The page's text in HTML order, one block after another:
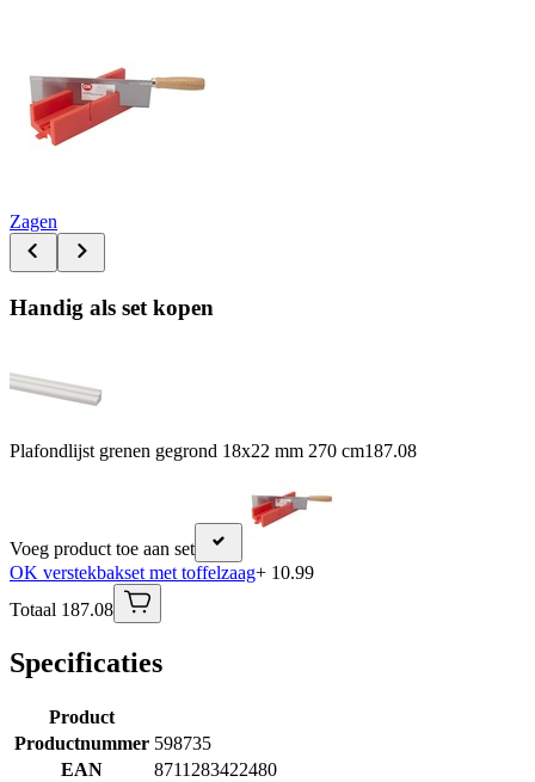
Zagen
Handig als set kopen
Plafondlijst grenen gegrond 18x22 mm 270 cm187.08
Voeg product toe aan set
OK verstekbakset met toffelzaag+ 10.99
Totaal 187.08
Specificaties
Product
Productnummer 598735
EAN
8711283422480